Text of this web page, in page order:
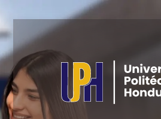
Salta al contenido principal